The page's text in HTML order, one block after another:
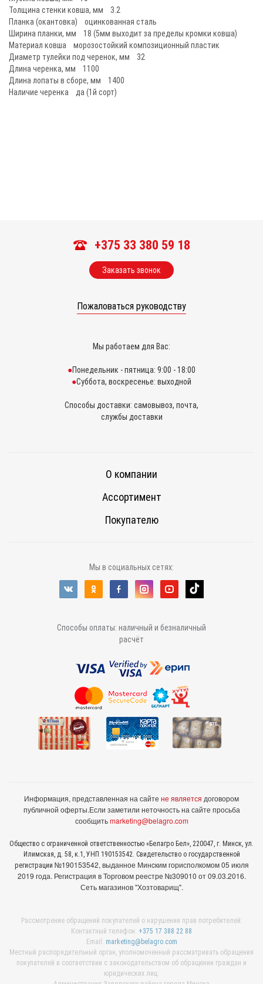
Толщина стенки ковша, мм 3.2
Планка (окантовка) оцинкованная сталь
Ширина планки, мм 18 (5мм выходит за пределы кромки ковша)
Материал ковша морозостойкий композиционный пластик
Диаметр тулейки под черенок, мм 32
Длина черенка, мм 1100
Длина лопаты в сборе, мм 1400
Наличие черенка да (1й сорт)
+375 33 380 59 18
Заказать звонок
Пожаловаться руководству
Мы работаем для Вас:
Понедельник - пятница: 9:00 - 18:00
Суббота, воскресенье: выходной
Способы доставки: самовывоз, почта,
службы доставки
О компании
Ассортимент
Покупателю
Мы в социальных сетях:
Способы оплаты: наличный и безналичный
расчёт
Информация, представленная на сайте не является договором
публичной оферты.Если заметили неточность на сайте просьба
сообщитьmarketing@belagro.com
Общество с ограниченной ответственностью «Белагро Бел», 220047, г. Минск, ул.
Илимская, д. 58, к.1, УНП 190153542. Свидетельство о государственной
регистрации №190153542, выданное Минcким горисполкомом 05 июля
2019 года. Регистрация в Торговом реестре №309010 от 09.03.2016.
Сеть магазинов "Хозтоварищ".
Рассмотрение обращений покупателей о нарушении прав потребителей:
Контактный телефон: +375 17 388 22 88
Email: marketing@belagro.com
Местный распорядительный орган, уполномоченный рассматривать обращения
покупателей в соответствии с законодательством об обращении граждан и
юридических лиц: